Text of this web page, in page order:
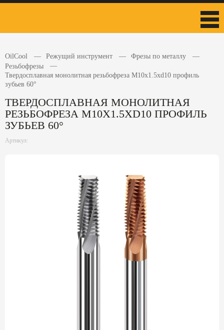
OilCool Режущий инструмент
Фрезы по металлу
Резьбофрезы
Твердосплавная монолитная резьбофреза M10x1.5xd10 профиль
зубьев 60°
ТВЕРДОСПЛАВНАЯ МОНОЛИТНАЯ
РЕЗЬБОФРЕЗА M10X1.5XD10 ПРОФИЛЬ
ЗУБЬЕВ 60°
Артикул: